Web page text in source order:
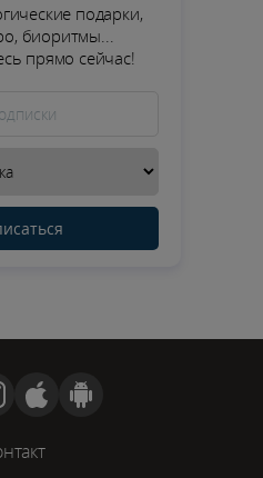
подарки,
биоритмы...
прямо сейчас!